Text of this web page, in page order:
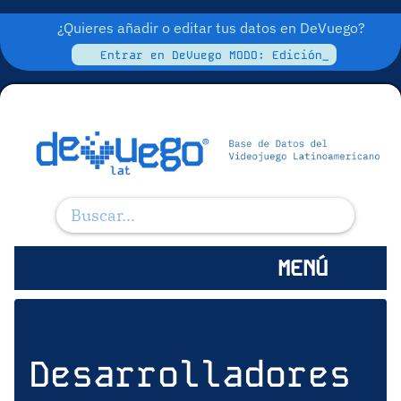
¿Quieres añadir o editar tus datos en DeVuego?
Entrar en DeVuego MODO: Edición_
MENÚ
Desarrolladores